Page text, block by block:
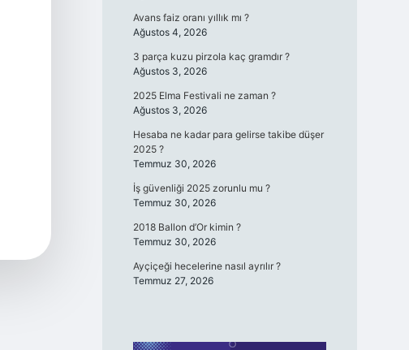
Avans faiz oranı yıllık mı ?
Ağustos 4, 2026
3 parça kuzu pirzola kaç gramdır ?
Ağustos 3, 2026
2025 Elma Festivali ne zaman ?
Ağustos 3, 2026
Hesaba ne kadar para gelirse takibe düşer
2025 ?
Temmuz 30, 2026
İş güvenliği 2025 zorunlu mu ?
Temmuz 30, 2026
2018 Ballon d’Or kimin ?
Temmuz 30, 2026
Ayçiçeği hecelerine nasıl ayrılır ?
Temmuz 27, 2026